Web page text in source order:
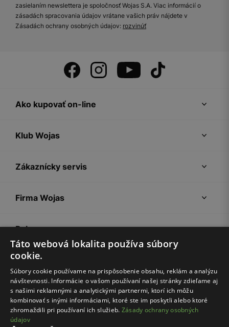
zasielaním newslettera je spoločnosť Wojas S.A. Viac informácií o
zásadách spracovania údajov vrátane vašich práv nájdete v
Zásadách ochrany osobných údajov: rozvinúť
Ako kupovať on-line
Klub Wojas
Zákaznícky servis
Firma Wojas
Pokyny
Nákupný poriadok
Táto webová lokalita používa súbory
cookie.
Súbory cookie používame na prispôsobenie obsahu, reklám a analýzu
návštevnosti. Informácie o vašom používaní našej stránky zdieľame aj
s našimi reklamnými a analytickými partnermi, ktorí ich môžu
kombinovať s inými informáciami, ktoré ste im poskytli alebo ktoré
zhromaždili pri používaní ich služieb. Zásady ochrany osobných
údajov